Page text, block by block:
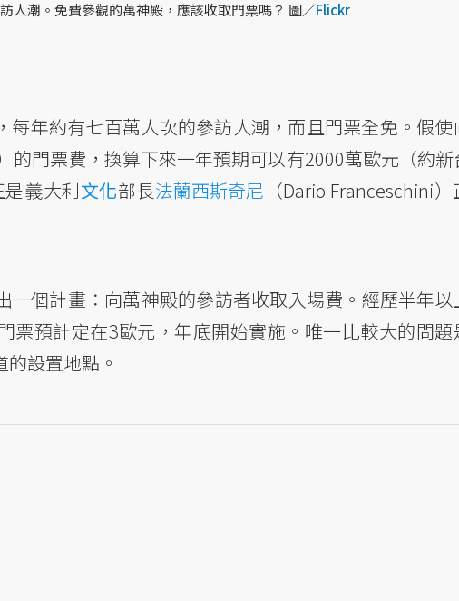
人潮。免費參觀的萬神殿，應該收取門票嗎？ 圖／Flickr
每年約有七百萬人次的參訪人潮，而且門票全免。假使
的門票費，換算下來一年預期可以有2000萬歐元（約新
義大利文化部長法蘭西斯奇尼 （Dario Franceschini
一個計畫：向萬神殿的參訪者收取入場費。經歷半年以
票預計定在3歐元，年底開始實施。唯一比較大的問題
設置地點。